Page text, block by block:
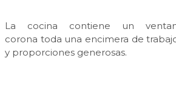
La cocina contiene un
corona toda una encimera de
y proporciones generosas.